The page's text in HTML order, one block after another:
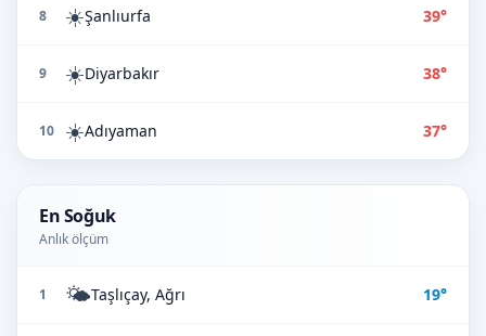
8 ☀️Şanlıurfa 39°
9 ☀️Diyarbakır 38°
10 ☀️Adıyaman 37°
En Soğuk
Anlık ölçüm
1 🌤️Taşlıçay, Ağrı 19°